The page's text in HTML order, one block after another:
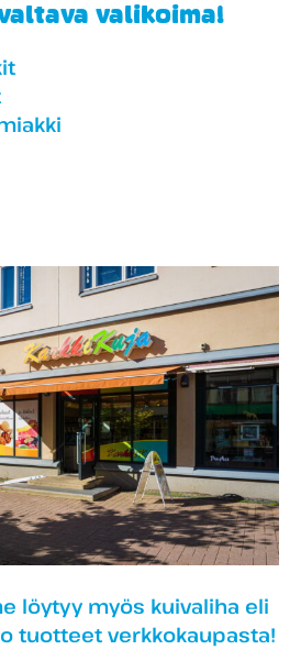
valikoima!
löytyy myös kuivaliha eli
tuotteet verkkokaupasta!